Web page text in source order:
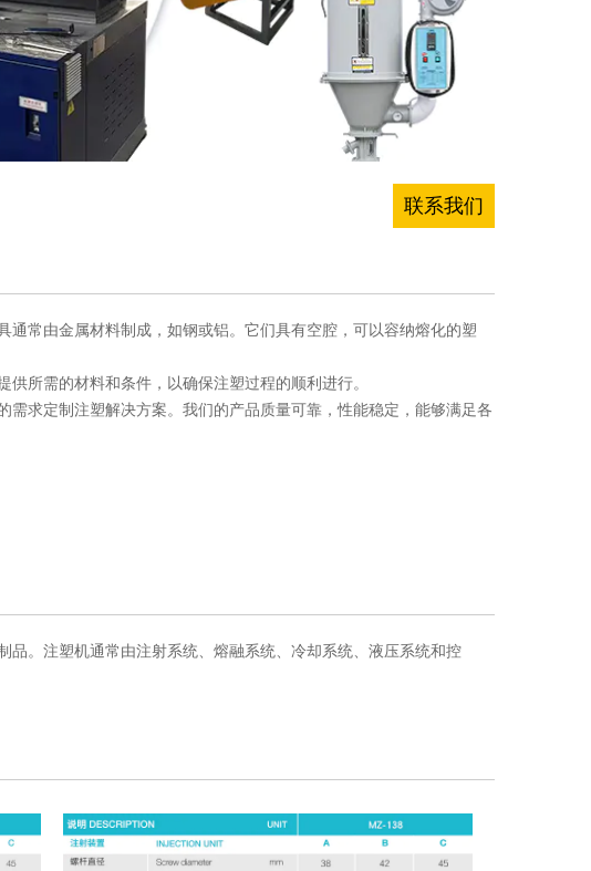
联系我们
常由金属材料制成，如钢或铝。它们具有空腔，可以容纳熔化的塑
所需的材料和条件，以确保注塑过程的顺利进行。
求定制注塑解决方案。我们的产品质量可靠，性能稳定，能够满足各
。注塑机通常由注射系统、熔融系统、冷却系统、液压系统和控